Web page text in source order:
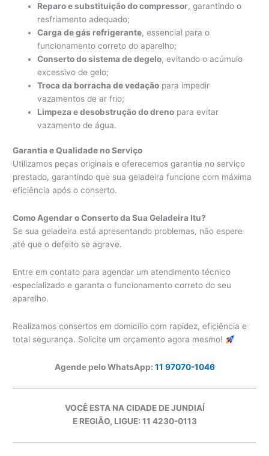
Reparo e substituição do compressor, garantindo o
resfriamento adequado;
Carga de gás refrigerante, essencial para o
funcionamento correto do aparelho;
Conserto do sistema de degelo, evitando o acúmulo
excessivo de gelo;
Troca da borracha de vedação para impedir
vazamentos de ar frio;
Limpeza e desobstrução do dreno para evitar
vazamento de água.
Garantia e Qualidade no Serviço
Utilizamos peças originais e oferecemos garantia no serviço
prestado, garantindo que sua geladeira funcione com máxima
eficiência após o conserto.
Como Agendar o Conserto da Sua Geladeira Itu?
Se sua geladeira está apresentando problemas, não espere
até que o defeito se agrave.
Entre em contato para agendar um atendimento técnico
especializado e garanta o funcionamento correto do seu
aparelho.
Realizamos consertos em domicílio com rapidez, eficiência e
total segurança. Solicite um orçamento agora mesmo!
Agende pelo WhatsApp: 11 97070-1046
VOCÊ ESTA NA CIDADE DE JUNDIAÍ
E REGIÃO, LIGUE: 11 4230-0113